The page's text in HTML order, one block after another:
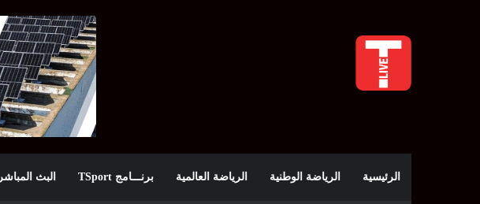
الرئيسية الرياضة الوطنية الرياضة العالمية برنـــامج TSport البث المباشر